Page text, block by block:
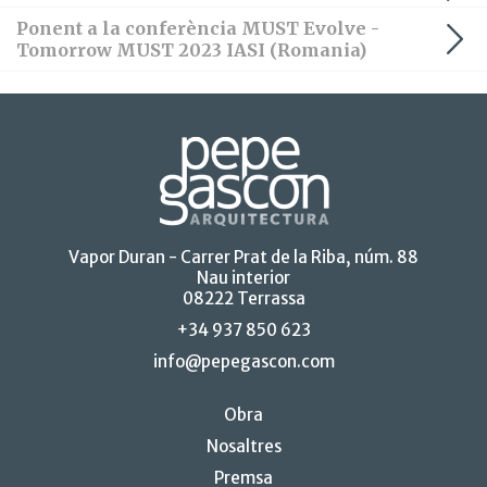
Ponent a la conferència MUST Evolve -
Tomorrow MUST 2023 IASI (Romania)
Vapor Duran - Carrer Prat de la Riba, núm. 88
Nau interior
08222 Terrassa
+34 937 850 623
info@pepegascon.com
Obra
Nosaltres
Premsa